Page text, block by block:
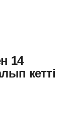
14
кетті